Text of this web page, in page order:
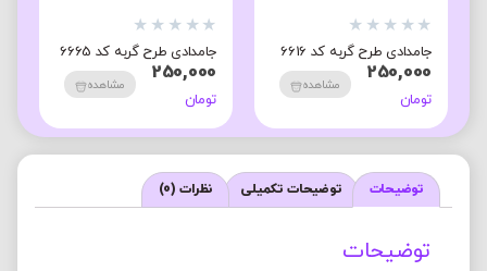
★
★
★
★
★
جامدادی طرح گربه کد 6616
250,000
تومان
مشاهده
★
★
★
★
★
جامدادی طرح گربه کد 6665
250,000
تومان
مشاهده
توضیحات توضیحات تکمیلی نظرات (0)
توضیحات